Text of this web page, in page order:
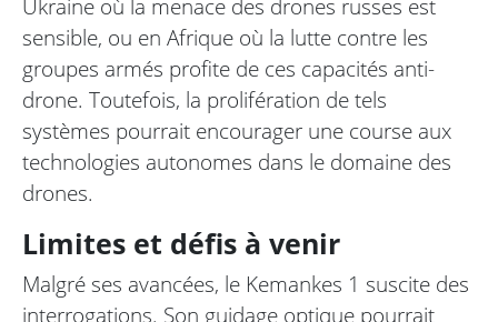
Ukraine où la menace des drones russes est
sensible, ou en Afrique où la lutte contre les
groupes armés profite de ces capacités anti-
drone. Toutefois, la prolifération de tels
systèmes pourrait encourager une course aux
technologies autonomes dans le domaine des
drones.
Limites et défis à venir
Malgré ses avancées, le Kemankes 1 suscite des
interrogations. Son guidage optique pourrait